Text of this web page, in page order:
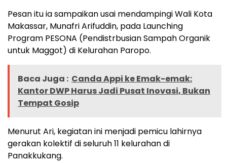
Pesan itu ia sampaikan usai mendampingi Wali Kota
Makassar, Munafri Arifuddin, pada Launching
Program PESONA (Pendistrbusian Sampah Organik
untuk Maggot) di Kelurahan Paropo.
Baca Juga : Canda Appi ke Emak-emak:
Kantor DWP Harus Jadi Pusat Inovasi, Bukan
Tempat Gosip
Menurut Ari, kegiatan ini menjadi pemicu lahirnya
gerakan kolektif di seluruh 11 kelurahan di
Panakkukang.